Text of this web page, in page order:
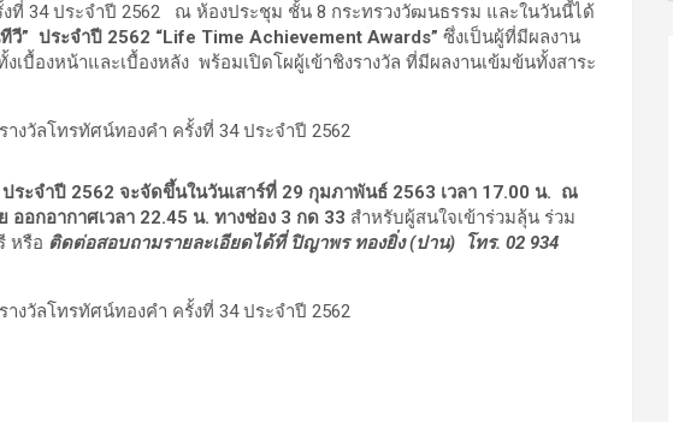
ที่ 34 ประจำปี 2562 ณ ห้องประชุม ชั้น 8 กระทรวงวัฒนธรรม และในวันนี้ได้
วี” ประจำปี 2562 “Life Time Achievement Awards” ซึ่งเป็นผู้ที่มีผลงาน
องหน้าและเบื้องหลัง พร้อมเปิดโผผู้เข้าชิงรางวัล ที่มีผลงานเข้มข้นทั้งสาระ
ระจำปี 2562 จะจัดขึ้นในวันเสาร์ที่ 29 กุมภาพันธ์ 2563 เวลา 17.00 น. ณ
อกอากาศเวลา 22.45 น. ทางช่อง 3 กด 33 สำหรับผู้สนใจเข้าร่วมลุ้น ร่วม
หรือ ติดต่อสอบถามรายละเอียดได้ที่ ปิญาพร ทองยิ่ง (ปาน)
โทร. 02 934